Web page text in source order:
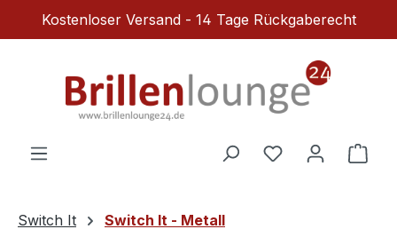
Zum Hauptinhalt springen
Kostenloser Versand - 14 Tage Rückgaberecht
Du hast 0
Switch It Switch It - Metall